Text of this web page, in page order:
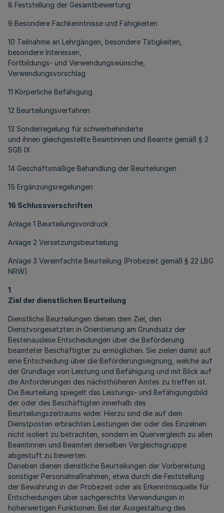
8 Feststellung der Gesamtbewertung
9 Besondere Fachkenntnisse und Fähigkeiten
10 Teilnahme an Lehrgängen, besondere Tätigkeiten,
besondere Interessen,
Fortbildungs- und Verwendungswünsche,
Verwendungsvorschlag
11 Körperliche Befähigung
12 Beurteilungsverfahren
13 Sonderregelung für schwerbehinderte
und ihnen gleichgestellte Beamtinnen und Beamte gemäß § 2
SGB IX
14 Geschäftsmäßige Behandlung der Beurteilungen
15 Ergänzungsregelungen
16 Schlussvorschriften
Anlage 1 Beurteilungsvordruck
Anlage 2 Versetzungsbeurteilung
Anlage 3 Vereinfachte Beurteilung (Probezeit gemäß § 22 LBG
NRW)
1
Ziel der dienstlichen Beurteilung
Dienstliche Beurteilungen dienen dem Ziel, den
Dienstvorgesetzten in Orientierung am Grundsatz der
Bestenauslese Entscheidungen über die Beförderung
beamteter Beschäftigter zu ermöglichen. Sie zielen damit auf
eine Entscheidung über die Beförderungseignung, welche auf
der Grundlage von Leistung und Befähigung und mit Blick auf
die Anforderungen des nächsthöheren Amtes zu treffen ist.
Die Beurteilung spiegelt das Leistungs- und Befähigungsbild
der oder des Beschäftigten innerhalb des
Beurteilungszeitraums wider. Hierzu sind die auf dem
Dienstposten erbrachten Leistungen der oder des Einzelnen
nicht isoliert zu betrachten, sondern im Quervergleich zu allen
Beamtinnen und Beamten derselben Vergleichsgruppe
abgestuft zu bewerten.
Daneben dienen dienstliche Beurteilungen der Vorbereitung
sonstiger Personalmaßnahmen, etwa durch die Feststellung
der Bewährung in der Probezeit oder als Erkenntnisquelle für
Entscheidungen über sachgerechte Verwendungen in
höherwertigen Funktionen. Bei der Ausgestaltung des